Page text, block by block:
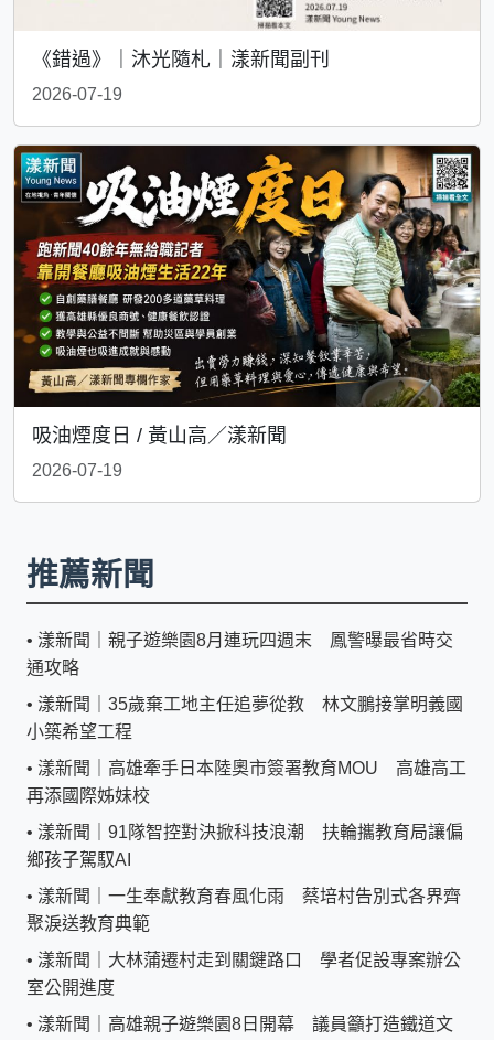
《錯過》｜沐光隨札｜漾新聞副刊
2026-07-19
吸油煙度日 / 黃山高／漾新聞
2026-07-19
推薦新聞
• 漾新聞｜親子遊樂園8月連玩四週末 鳳警曝最省時交
通攻略
• 漾新聞｜35歲棄工地主任追夢從教 林文鵬接掌明義國
小築希望工程
• 漾新聞｜高雄牽手日本陸奧市簽署教育MOU 高雄高工
再添國際姊妹校
• 漾新聞｜91隊智控對決掀科技浪潮 扶輪攜教育局讓偏
鄉孩子駕馭AI
• 漾新聞｜一生奉獻教育春風化雨 蔡培村告別式各界齊
聚淚送教育典範
• 漾新聞｜大林蒲遷村走到關鍵路口 學者促設專案辦公
室公開進度
• 漾新聞｜高雄親子遊樂園8日開幕 議員籲打造鐵道文